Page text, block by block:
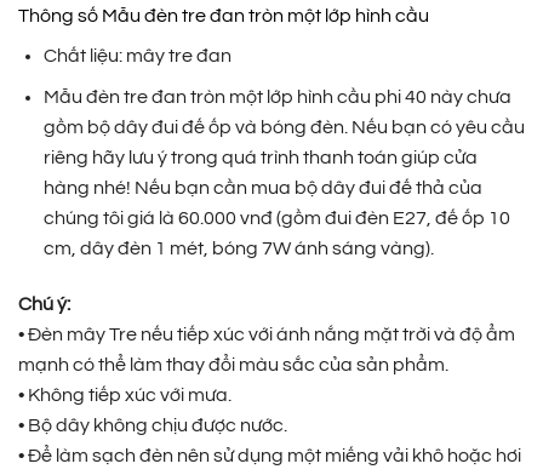
Thông số Mẫu đèn tre đan tròn một lớp hình cầu
Chất liệu: mây tre đan
Mẫu đèn tre đan tròn một lớp hình cầu phi 40 này chưa
gồm bộ dây đui đế ốp và bóng đèn. Nếu bạn có yêu cầu
riêng hãy lưu ý trong quá trình thanh toán giúp cửa
hàng nhé! Nếu bạn cần mua bộ dây đui đế thả của
chúng tôi giá là 60.000 vnđ (gồm đui đèn E27, đế ốp 10
cm, dây đèn 1 mét, bóng 7W ánh sáng vàng).
Chú ý:
• Đèn mây Tre nếu tiếp xúc với ánh nắng mặt trời và độ ẩm
mạnh có thể làm thay đổi màu sắc của sản phẩm.
• Không tiếp xúc với mưa.
• Bộ dây không chịu được nước.
• Để làm sạch đèn nên sử dụng một miếng vải khô hoặc hơi